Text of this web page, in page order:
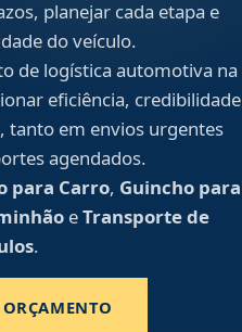
planejar cada etapa e
do veículo.
de logística automotiva na
eficiência, credibilidade
tanto em envios urgentes
agendados.
para Carro, Guincho para
eTransporte de
.